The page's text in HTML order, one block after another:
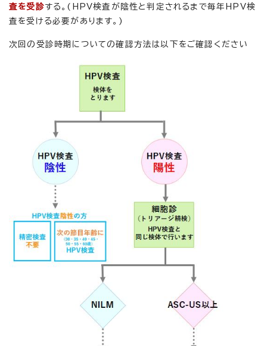
査を受診する。(HPV検査が陰性と判定されるまで毎年HPV検
査を受ける必要があります。)
次回の受診時期についての確認方法は以下をご確認ください